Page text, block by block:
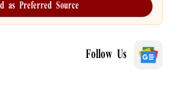
as Preferred Source
Follow Us